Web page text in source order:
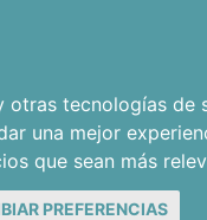
tecnologías de
una mejor
que sean más
PREFERENCIAS